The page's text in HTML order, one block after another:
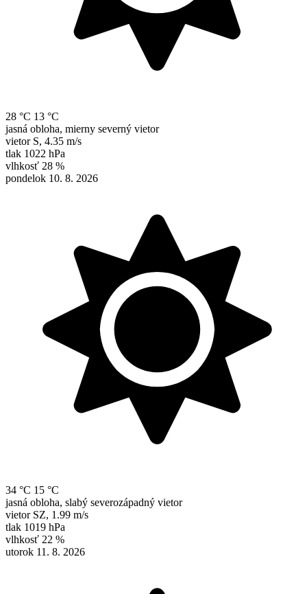
28 °C 13 °C
jasná obloha, mierny severný vietor
vietor S, 4.35 m/s
tlak 1022 hPa
vlhkosť 28 %
pondelok 10. 8. 2026
34 °C 15 °C
jasná obloha, slabý severozápadný vietor
vietor SZ, 1.99 m/s
tlak 1019 hPa
vlhkosť 22 %
utorok 11. 8. 2026